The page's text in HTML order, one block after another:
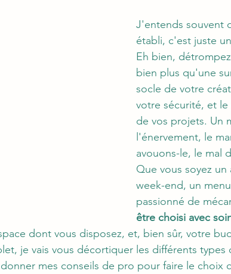
J'entends souvent
établi, c'est juste
Eh bien,
bien plus qu'une
socle de votre
votre sécurité, et
de vos projets. Un
l'énervement, le
avouons-le, le mal
Que vous soyez
week-end, un
passionné de
être choisi avec
dont vous disposez, et, bien sûr, votre
je vais vous décortiquer les différents types
mes conseils de pro pour faire le choix